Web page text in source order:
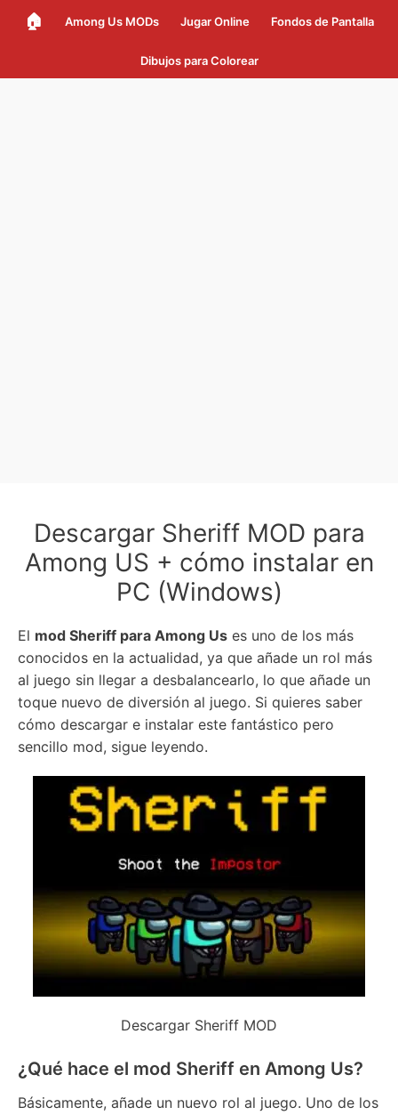
🏠 Among Us MODs Jugar Online Fondos de Pantalla
Dibujos para Colorear
Descargar Sheriff MOD para
Among US + cómo instalar en
PC (Windows)
El mod Sheriff para Among Us es uno de los más
conocidos en la actualidad, ya que añade un rol más
al juego sin llegar a desbalancearlo, lo que añade un
toque nuevo de diversión al juego. Si quieres saber
cómo descargar e instalar este fantástico pero
sencillo mod, sigue leyendo.
Descargar Sheriff MOD
¿Qué hace el mod Sheriff en Among Us?
Básicamente, añade un nuevo rol al juego. Uno de los